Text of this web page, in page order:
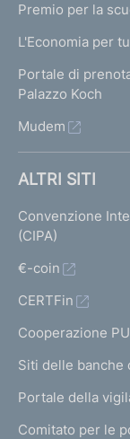
Premio per la
L'Economia per
Portale di
Palazzo Koch
Mudem
ALTRI SITI
Convenzione
(CIPA)
€-coin
CERTFin
Cooperazione
Siti delle banche
Portale della
Comitato per le